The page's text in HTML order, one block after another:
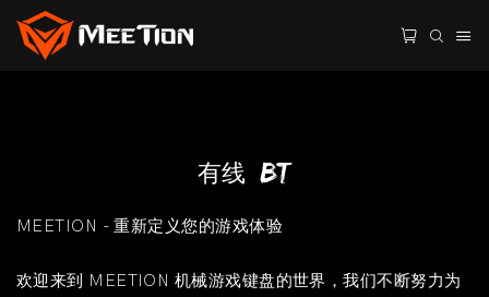
有线+BT
MEETION - 重新定义您的游戏体验
欢迎来到 MEETION 机械游戏键盘的世界，我们不断努力为